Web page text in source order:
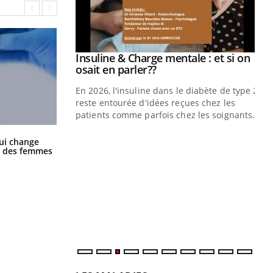
change
femmes
pour
mental ou
de la
ce qui la rend
Youtube
Insuline & Charge mentale : et si on
osait en parler??Youtube
En 2026, l'insuline dans le diabète de type 2
reste entourée d'idées reçues chez les
patients comme parfois chez les soignants.